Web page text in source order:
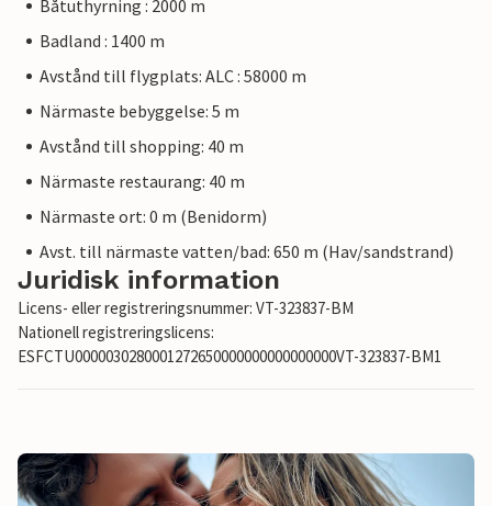
Båtuthyrning : 2000 m
Badland : 1400 m
Avstånd till flygplats: ALC : 58000 m
Närmaste bebyggelse: 5 m
Avstånd till shopping: 40 m
Närmaste restaurang: 40 m
Närmaste ort: 0 m (Benidorm)
Avst. till närmaste vatten/bad: 650 m (Hav/sandstrand)
Juridisk information
Licens- eller registreringsnummer: VT-323837-BM
Nationell registreringslicens:
ESFCTU0000030280001272650000000000000000VT-323837-BM1